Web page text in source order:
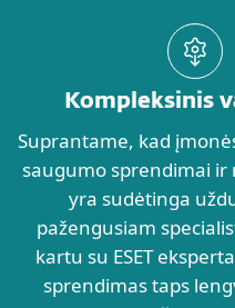
Kompleksinis
Suprantame, kad
saugumo sprendimai ir
yra sudėtinga
pažengusiam
kartu su ESET
sprendimas taps